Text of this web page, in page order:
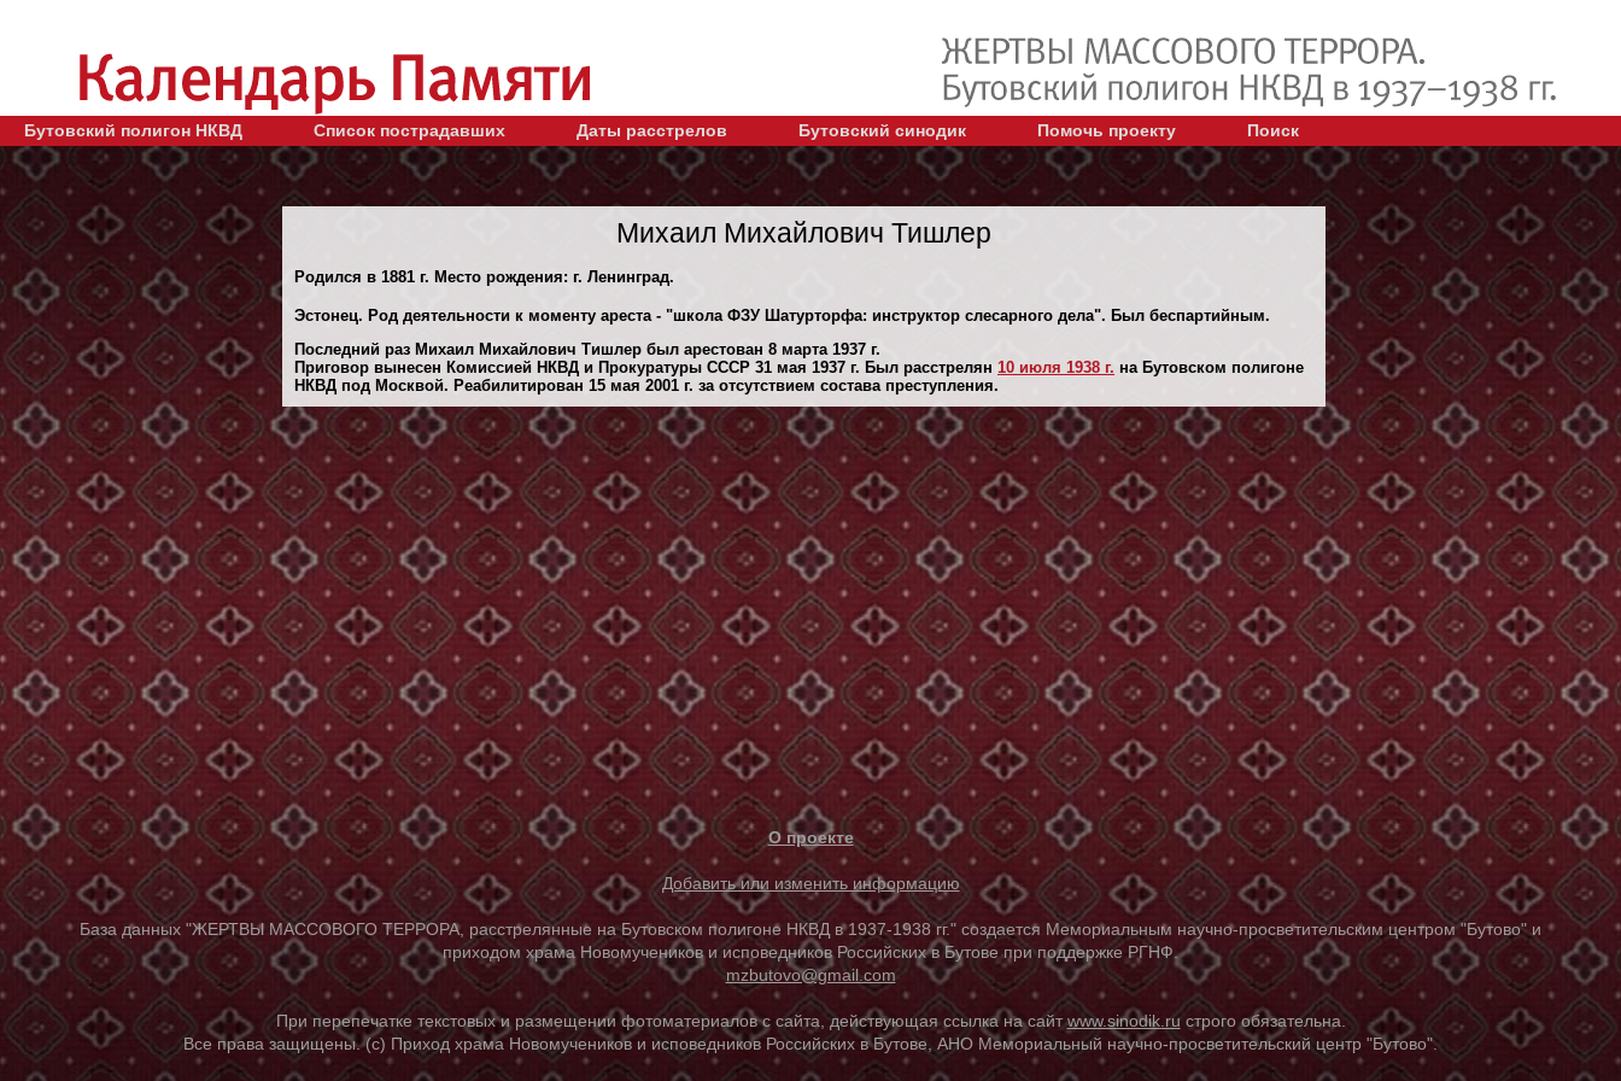
Бутовский полигон НКВД Список пострадавших Даты расстрелов Бутовский синодик Помочь проекту Поиск
Михаил Михайлович Тишлер
Родился в 1881 г. Место рождения: г. Ленинград.
Эстонец. Род деятельности к моменту ареста - "школа ФЗУ Шатурторфа: инструктор слесарного дела". Был беспартийным.
Последний раз Михаил Михайлович Тишлер был арестован 8 марта 1937 г.
Приговор вынесен Комиссией НКВД и Прокуратуры СССР 31 мая 1937 г. Был расстрелян 10 июля 1938 г. на Бутовском полигоне
НКВД под Москвой. Реабилитирован 15 мая 2001 г. за отсутствием состава преступления.
О проекте
Добавить или изменить информацию
База данных "ЖЕРТВЫ МАССОВОГО ТЕРРОРА, расстрелянные на Бутовском полигоне НКВД в 1937-1938 гг." создается Мемориальным научно-просветительским центром "Бутово" и
приходом храма Новомучеников и исповедников Российских в Бутове при поддержке РГНФ.
mzbutovo@gmail.com
При перепечатке текстовых и размещении фотоматериалов с сайта, действующая ссылка на сайтwww.sinodik.ru строго обязательна.
Все права защищены. (с) Приход храма Новомучеников и исповедников Российских в Бутове, АНО Мемориальный научно-просветительский центр "Бутово".